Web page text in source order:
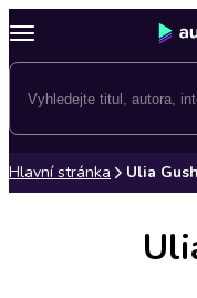
Hlavní stránka Ulia